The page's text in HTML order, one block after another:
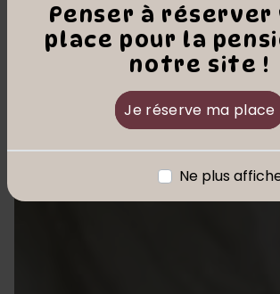
Penser à
place pour la
notre site !
Je réserve ma place
Ne plus